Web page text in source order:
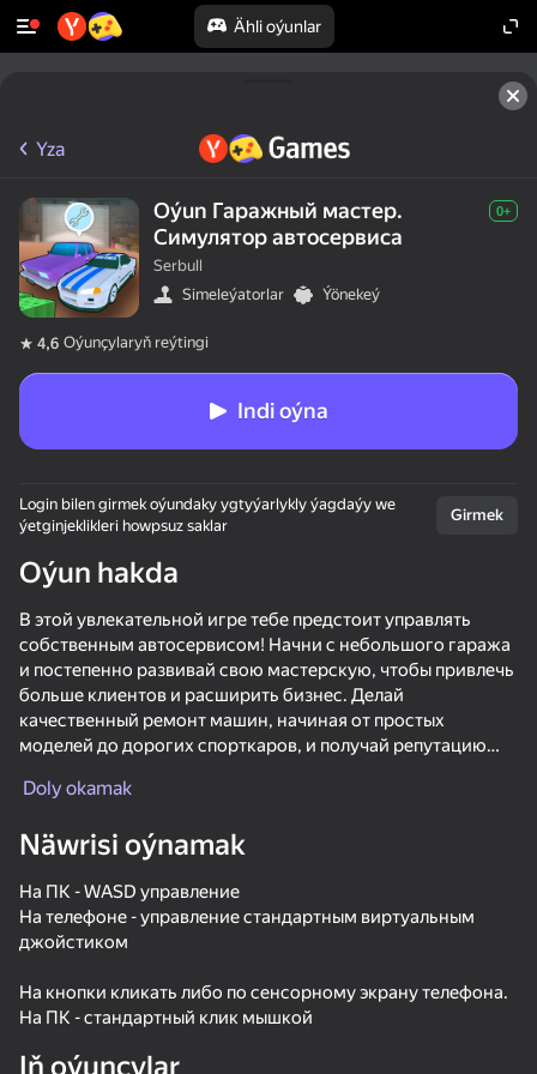
Ähli oýunlar
Yza
Oýun Гаражный мастер.
Симулятор автосервиса
0+
Serbull
Simeleýatorlar
Ýönekeý
4,6 Oýunçylaryň reýtingi
Indi oýna
Login bilen girmek oýundaky ygtyýarlykly ýagdaýy we
ýetginjeklikleri howpsuz saklar
Girmek
Oýun hakda
В этой увлекательной игре тебе предстоит управлять
собственным автосервисом! Начни с небольшого гаража
и постепенно развивай свою мастерскую, чтобы привлечь
больше клиентов и расширить бизнес. Делай
качественный ремонт машин, начиная от простых
моделей до дорогих спорткаров, и получай репутацию
оборудование, чтобы обслуживать больше автомобилей
удивляй клиентов быстрым и качественным ремонтом.
Веди свой бизнес к успеху, становись лучшим в городе и
расширяй свою сеть автосервисов!
Особенности игры:
Doly okamak
Näwrisi oýnamak
На ПК - WASD управление
На телефоне - управление стандартным виртуальным
джойстиком
На кнопки кликать либо по сенсорному экрану телефона.
На ПК - стандартный клик мышкой
Iň oýunçylar